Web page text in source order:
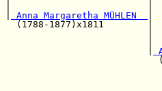
|                         |
Anna Margaretha MÜHLEN
(1788-1877)x1811